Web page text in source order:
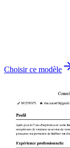
Choisir ce modèle